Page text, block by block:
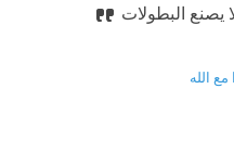
البطولات
مع الله